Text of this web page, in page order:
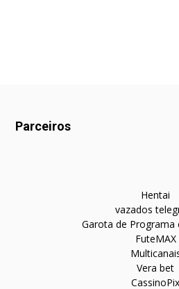
Parceiros
Hentai
vazados
Garota de Programa
FuteMAX
Vera bet
CassinoPix